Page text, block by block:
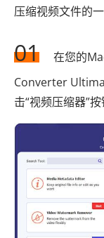
压缩视频文件的一
01
在您的
Converter
击“视频压缩器”按